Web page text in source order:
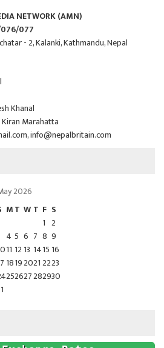
NETWORK (AMN)
077
- 2, Kalanki, Kathmandu, Nepal
Khanal
Kiran Marahatta
,info@nepalbritain.com
2026
MT W T F S
1 2
4 5 6 7 8 9
11 12 13 1415 16
181920212223
252627282930